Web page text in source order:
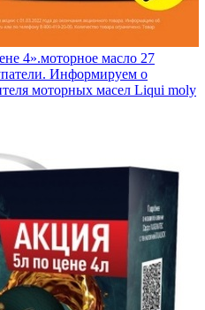
4».моторное масло 27
Информируем о
моторных масел Liqui moly